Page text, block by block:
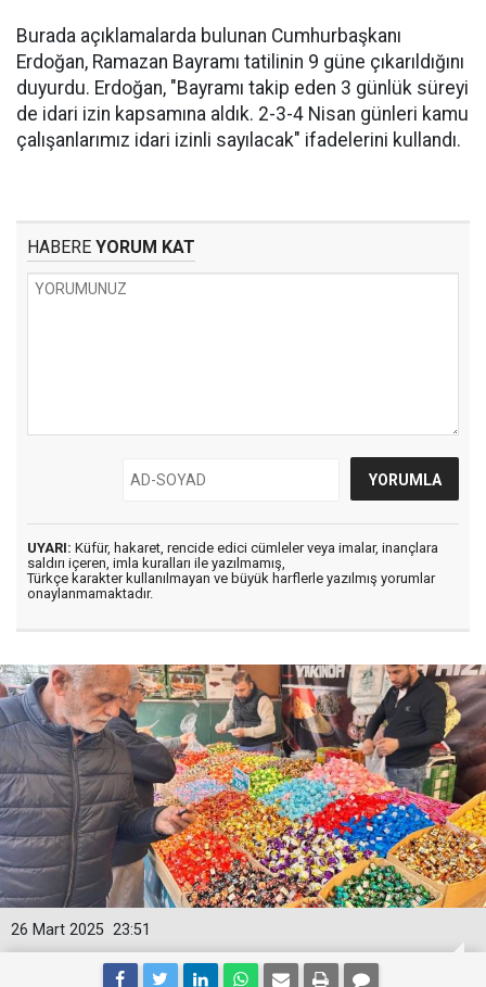
Burada açıklamalarda bulunan Cumhurbaşkanı
Erdoğan, Ramazan Bayramı tatilinin 9 güne çıkarıldığını
duyurdu. Erdoğan, "Bayramı takip eden 3 günlük süreyi
de idari izin kapsamına aldık. 2-3-4 Nisan günleri kamu
çalışanlarımız idari izinli sayılacak" ifadelerini kullandı.
HABERE YORUM KAT
UYARI: Küfür, hakaret, rencide edici cümleler veya imalar, inançlara
saldırı içeren, imla kuralları ile yazılmamış,
Türkçe karakter kullanılmayan ve büyük harflerle yazılmış yorumlar
onaylanmamaktadır.
23:51
26 Mart 2025